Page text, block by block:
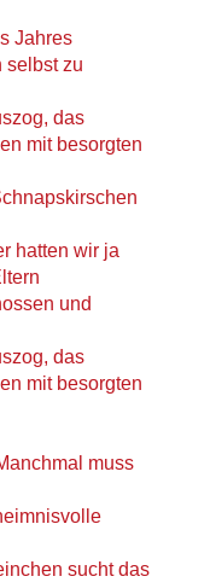
Jahres
selbst zu
das
mit besorgten
hatten wir ja
und
das
mit besorgten
muss
sucht das